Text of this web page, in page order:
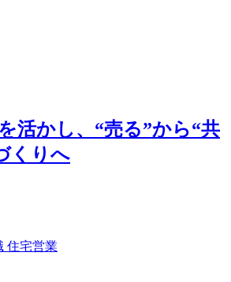
活かし、“売る”から“共
くりへ
住宅営業